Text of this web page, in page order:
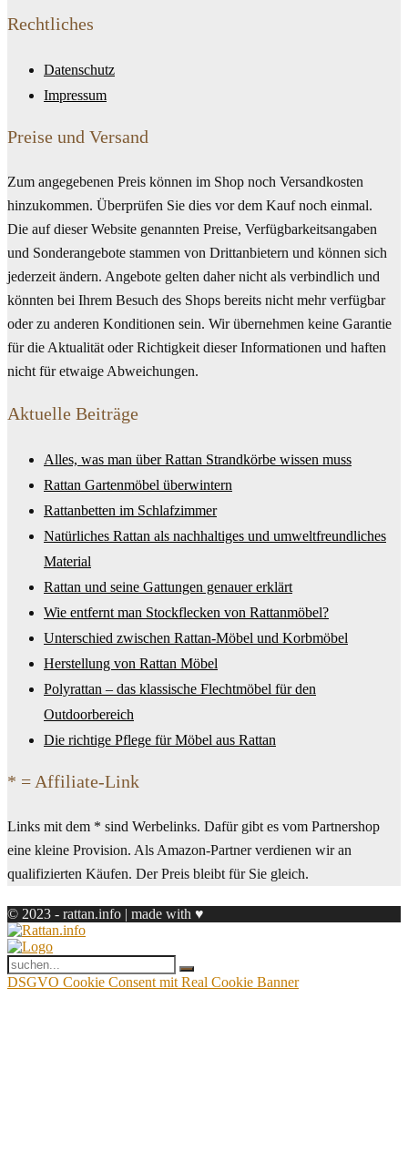
Rechtliches
Datenschutz
Impressum
Preise und Versand
Zum angegebenen Preis können im Shop noch Versandkosten
hinzukommen. Überprüfen Sie dies vor dem Kauf noch einmal.
Die auf dieser Website genannten Preise, Verfügbarkeitsangaben
und Sonderangebote stammen von Drittanbietern und können sich
jederzeit ändern. Angebote gelten daher nicht als verbindlich und
könnten bei Ihrem Besuch des Shops bereits nicht mehr verfügbar
oder zu anderen Konditionen sein. Wir übernehmen keine Garantie
für die Aktualität oder Richtigkeit dieser Informationen und haften
nicht für etwaige Abweichungen.
Aktuelle Beiträge
Alles, was man über Rattan Strandkörbe wissen muss
Rattan Gartenmöbel überwintern
Rattanbetten im Schlafzimmer
Natürliches Rattan als nachhaltiges und umweltfreundliches
Material
Rattan und seine Gattungen genauer erklärt
Wie entfernt man Stockflecken von Rattanmöbel?
Unterschied zwischen Rattan-Möbel und Korbmöbel
Herstellung von Rattan Möbel
Polyrattan – das klassische Flechtmöbel für den
Outdoorbereich
Die richtige Pflege für Möbel aus Rattan
* = Affiliate-Link
Links mit dem * sind Werbelinks. Dafür gibt es vom Partnershop
eine kleine Provision. Als Amazon-Partner verdienen wir an
qualifizierten Käufen. Der Preis bleibt für Sie gleich.
© 2023 - rattan.info | made with ♥
DSGVO Cookie Consent mit Real Cookie Banner